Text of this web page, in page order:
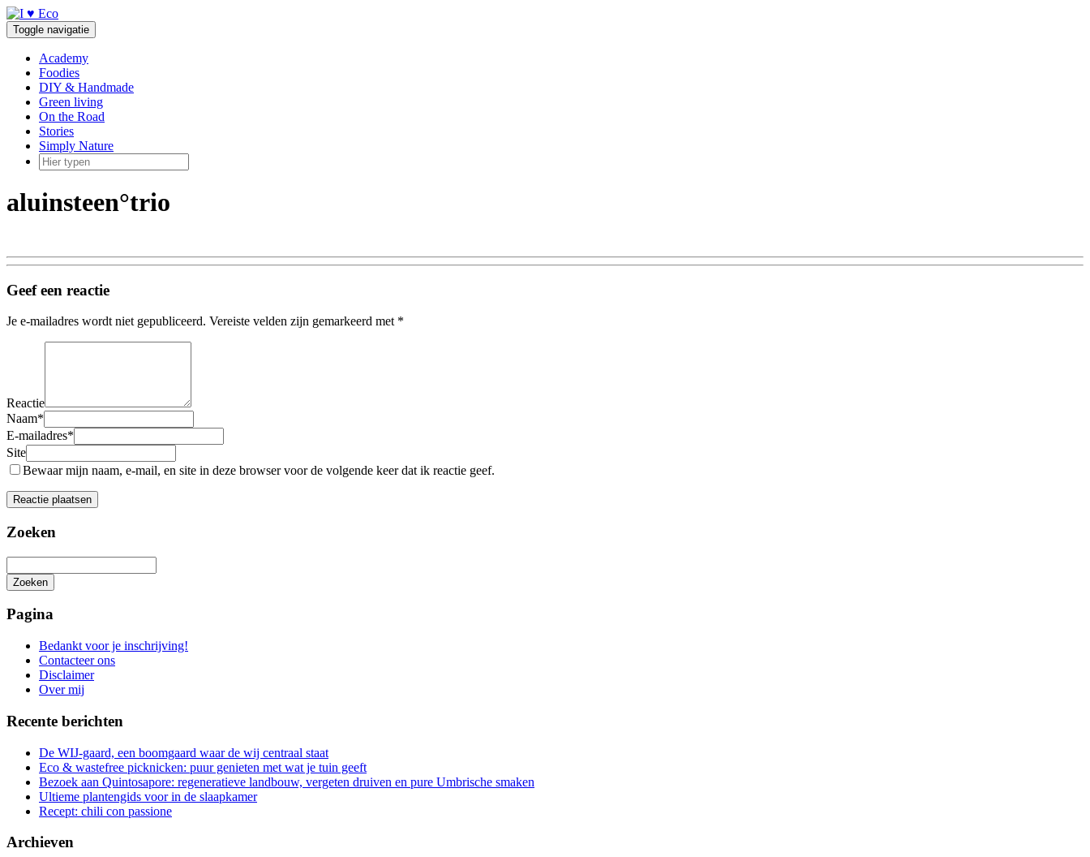
Doorgaan
naar
inhoud
Toggle navigatie
Academy
Foodies
DIY & Handmade
Green living
On the Road
Stories
Simply Nature
aluinsteen°trio
Geef een reactie
Je e-mailadres wordt niet gepubliceerd. Vereiste velden zijn gemarkeerd met *
Reactie
Naam*
E-mailadres*
Site
Bewaar mijn naam, e-mail, en site in deze browser voor de volgende keer dat ik reactie geef.
Zoeken
Zoeken
zoeken
Pagina
Bedankt voor je inschrijving!
Contacteer ons
Disclaimer
Over mij
Recente berichten
De WIJ-gaard, een boomgaard waar de wij centraal staat
Eco & wastefree picknicken: puur genieten met wat je tuin geeft
Bezoek aan Quintosapore: regeneratieve landbouw, vergeten druiven en pure Umbrische smaken
Ultieme plantengids voor in de slaapkamer
Recept: chili con passione
Archieven